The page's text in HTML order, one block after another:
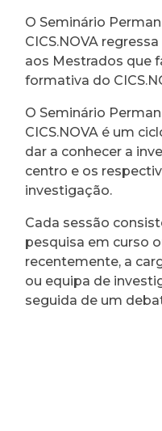
O Seminário
CICS.NOVA
aos Mestrados que
formativa do
O Seminário
CICS.NOVA é um
dar a conhecer a
centro e os
investigação.
Cada sessão
pesquisa em curso
recentemente, a
ou equipa de
seguida de um